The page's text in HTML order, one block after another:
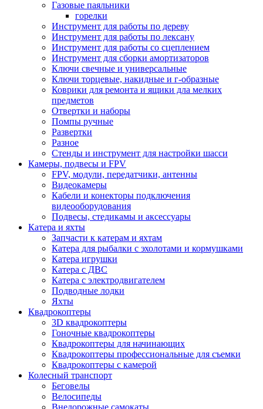
Газовые паяльники
горелки
Инструмент для работы по дереву
Инструмент для работы по лексану
Инструмент для работы со сцеплением
Инструмент для сборки амортизаторов
Ключи свечные и универсальные
Ключи торцевые, накидные и г-образные
Коврики для ремонта и ящики дла мелких
предметов
Отвертки и наборы
Помпы ручные
Развертки
Разное
Стенды и инструмент для настройки шасси
Камеры, подвесы и FPV
FPV, модули, передатчики, антенны
Видеокамеры
Кабели и конекторы подключения
видеооборудования
Подвесы, стедикамы и аксессуары
Катера и яхты
Запчасти к катерам и яхтам
Катера для рыбалки с эхолотами и кормушками
Катера игрушки
Катера с ДВС
Катера с электродвигателем
Подводные лодки
Яхты
Квадрокоптеры
3D квадрокоптеры
Гоночные квадрокоптеры
Квадрокоптеры для начинающих
Квадрокоптеры профессиональные для съемки
Квадрокоптеры с камерой
Колесный транспорт
Беговелы
Велосипеды
Внедорожные самокаты